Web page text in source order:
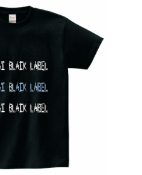
LABEL Tシャツ(文字)